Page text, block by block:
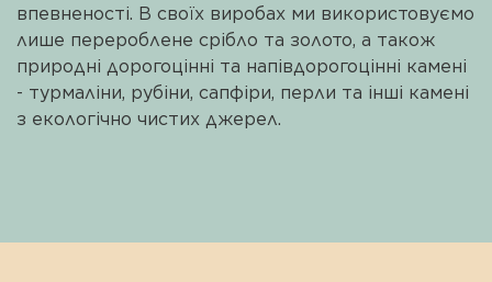
доставкою по всій Україні.
впевненості. В своїх виробах ми використовуємо
лише перероблене срібло та золото, а також
природні дорогоцінні та напівдорогоцінні камені
- турмаліни, рубіни, сапфіри, перли та інші камені
з екологічно чистих джерел.